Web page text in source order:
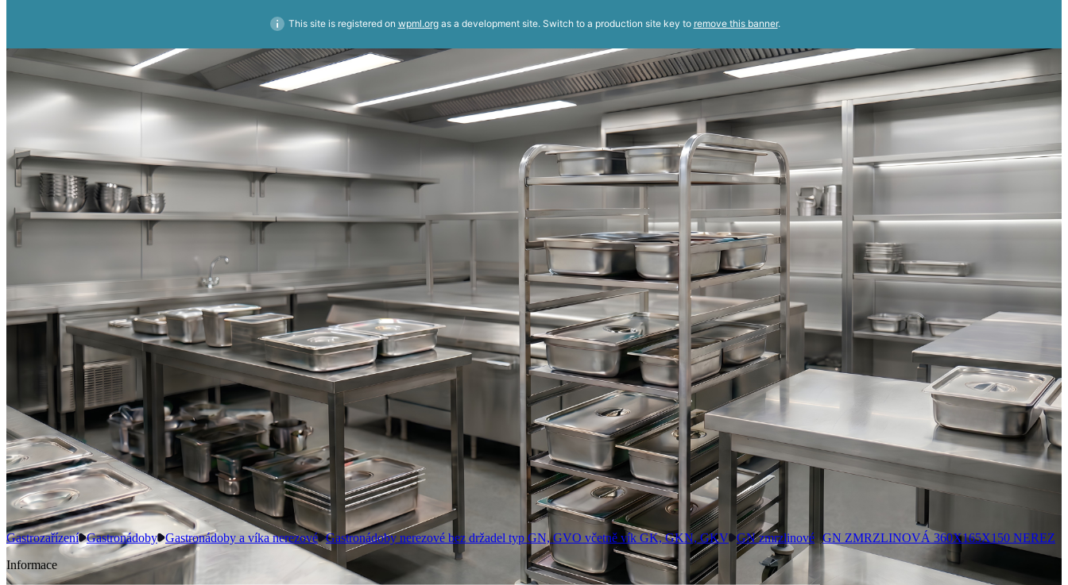
This site is registered on wpml.orgas a development site. Switch to a production site key to remove this banner.
Gastrozařízení Gastronádoby Gastronádoby a víka nerezové Gastronádoby nerezové bez držadel typ GN, GVO včetně vík GK, GKN, GKV GN zmrzlinové GN ZMRZLINOVÁ 360X165X150 NEREZ
Informace